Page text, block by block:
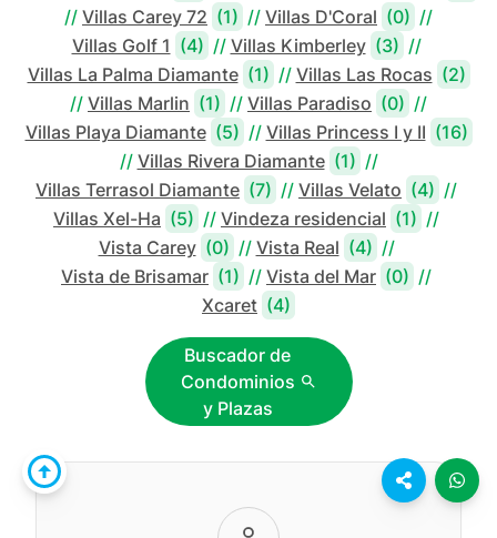
// Villas Carey 72 (1) // Villas D'Coral (0) //
Villas Golf 1 (4) // Villas Kimberley (3) //
Villas La Palma Diamante (1) // Villas Las Rocas (2)
// Villas Marlin (1) // Villas Paradiso (0) //
Villas Playa Diamante (5) // Villas Princess I y II (16)
// Villas Rivera Diamante (1) //
Villas Terrasol Diamante (7) // Villas Velato (4) //
Villas Xel-Ha (5) // Vindeza residencial (1) //
Vista Carey (0) // Vista Real (4) //
Vista de Brisamar (1) // Vista del Mar (0) //
Xcaret (4)
Buscador de
Condominios
y Plazas